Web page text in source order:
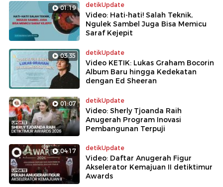
01:19 detikUpdate
Video: Hati-hati! Salah Teknik,
Ngulek Sambel Juga Bisa Memicu
Saraf Kejepit
03:35 detikUpdate
Video KETIK: Lukas Graham Bocorin
Album Baru hingga Kedekatan
dengan Ed Sheeran
01:07 detikUpdate
Video: Sherly Tjoanda Raih
Anugerah Program Inovasi
Pembangunan Terpuji
04:17 detikUpdate
Video: Daftar Anugerah Figur
Akselerator Kemajuan II detiktimur
Awards